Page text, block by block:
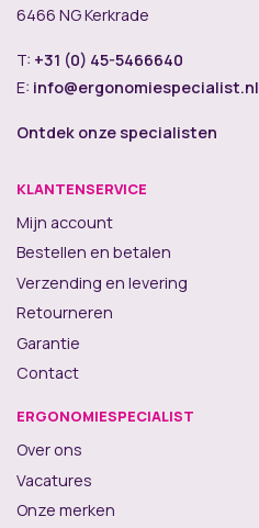
6466 NG Kerkrade
T: +31 (0) 45-5466640
E: info@ergonomiespecialist.nl
Ontdek onze specialisten
KLANTENSERVICE
Mijn account
Bestellen en betalen
Verzending en levering
Retourneren
Garantie
Contact
ERGONOMIESPECIALIST
Over ons
Vacatures
Onze merken